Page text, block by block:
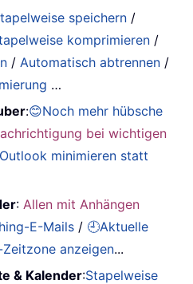
speichern /
komprimieren /
/ Automatisch abtrennen /
…
:😊Noch mehr hübsche
bei wichtigen
Outlook minimieren statt
: Allen mit Anhängen
E-Mails / 🕘Aktuelle
anzeigen...
& Kalender:Stapelweise